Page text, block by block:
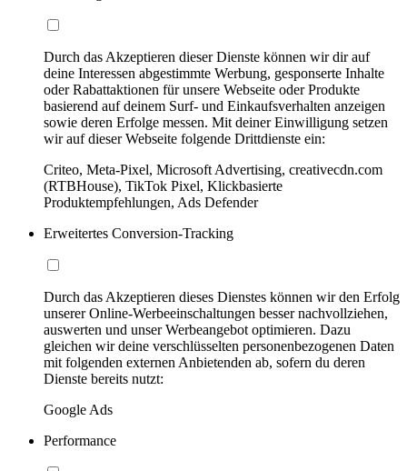
Durch das Akzeptieren dieser Dienste können wir dir auf
deine Interessen abgestimmte Werbung, gesponserte Inhalte
oder Rabattaktionen für unsere Webseite oder Produkte
basierend auf deinem Surf- und Einkaufsverhalten anzeigen
sowie deren Erfolge messen. Mit deiner Einwilligung setzen
wir auf dieser Webseite folgende Drittdienste ein:
Criteo, Meta-Pixel, Microsoft Advertising, creativecdn.com
(RTBHouse), TikTok Pixel, Klickbasierte
Produktempfehlungen, Ads Defender
Erweitertes Conversion-Tracking
Durch das Akzeptieren dieses Dienstes können wir den Erfolg
unserer Online-Werbeeinschaltungen besser nachvollziehen,
auswerten und unser Werbeangebot optimieren. Dazu
gleichen wir deine verschlüsselten personenbezogenen Daten
mit folgenden externen Anbietenden ab, sofern du deren
Dienste bereits nutzt:
Google Ads
Performance